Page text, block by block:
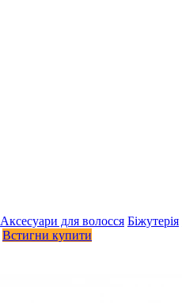
Аксесуари для волосся Біжутерія
Встигни купити